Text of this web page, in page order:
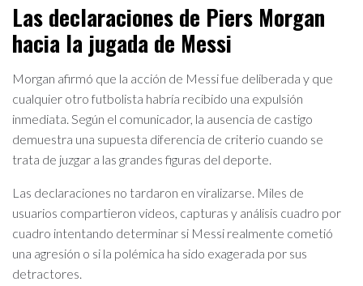
Las declaraciones de Piers Morgan
hacia la jugada de Messi
Morgan afirmó que la acción de Messi fue deliberada y que
cualquier otro futbolista habría recibido una expulsión
inmediata. Según el comunicador, la ausencia de castigo
demuestra una supuesta diferencia de criterio cuando se
trata de juzgar a las grandes figuras del deporte.
Las declaraciones no tardaron en viralizarse. Miles de
usuarios compartieron videos, capturas y análisis cuadro por
cuadro intentando determinar si Messi realmente cometió
una agresión o si la polémica ha sido exagerada por sus
detractores.